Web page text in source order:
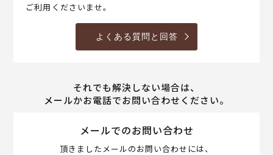
ご利用くださいませ。
よくある質問と回答
それでも解決しない場合は、
メールかお電話でお問い合わせください。
メールでのお問い合わせ
頂きましたメールのお問い合わせには、